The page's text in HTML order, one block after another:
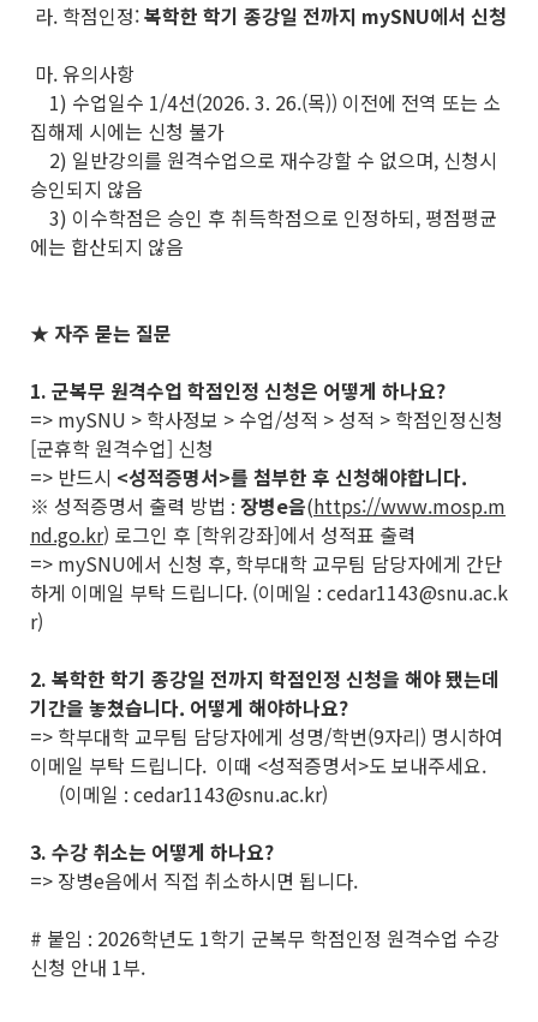
라. 학점인정:복학한 학기 종강일 전까지 mySNU에서 신청
마. 유의사항
1) 수업일수 1/4선(2026. 3. 26.(목)) 이전에 전역 또는 소
집해제 시에는 신청 불가
2) 일반강의를 원격수업으로 재수강할 수 없으며, 신청시
승인되지 않음
3) 이수학점은 승인 후 취득학점으로 인정하되, 평점평균
에는 합산되지 않음
★ 자주 묻는 질문
1. 군복무 원격수업 학점인정 신청은 어떻게 하나요?
=> mySNU > 학사정보 > 수업/성적 > 성적 > 학점인정신청
[군휴학 원격수업] 신청
=> 반드시 <성적증명서>를 첨부한 후 신청해야합니다.
※ 성적증명서 출력 방법 : 장병e음(https://www.mosp.m
nd.go.kr) 로그인 후 [학위강좌]에서 성적표 출력
=> mySNU에서 신청 후, 학부대학 교무팀 담당자에게 간단
하게 이메일 부탁 드립니다. (이메일 : cedar1143@snu.ac.k
r)
2. 복학한 학기 종강일 전까지 학점인정 신청을 해야 됐는데
기간을 놓쳤습니다. 어떻게 해야하나요?
=> 학부대학 교무팀 담당자에게 성명/학번(9자리) 명시하여
이메일 부탁 드립니다. 이때 <성적증명서>도 보내주세요.
(이메일 : cedar1143@snu.ac.kr)
3. 수강 취소는 어떻게 하나요?
=> 장병e음에서 직접 취소하시면 됩니다.
# 붙임 : 2026학년도 1학기 군복무 학점인정 원격수업 수강
신청 안내 1부.